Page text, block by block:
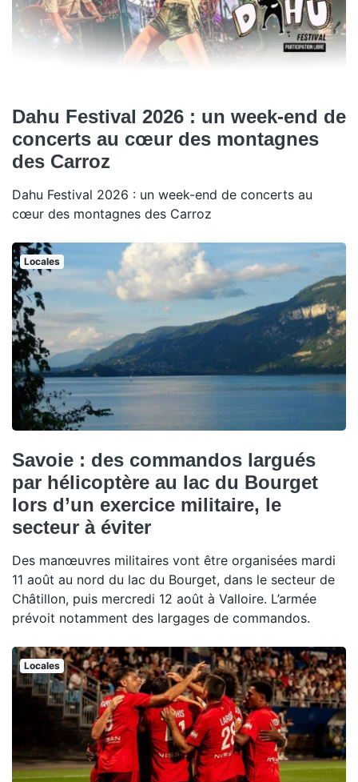
Dahu Festival 2026 : un week-end de
concerts au cœur des montagnes
des Carroz
Dahu Festival 2026 : un week-end de concerts au
cœur des montagnes des Carroz
Locales
Savoie : des commandos largués
par hélicoptère au lac du Bourget
lors d’un exercice militaire, le
secteur à éviter
Des manœuvres militaires vont être organisées mardi
11 août au nord du lac du Bourget, dans le secteur de
Châtillon, puis mercredi 12 août à Valloire. L’armée
prévoit notamment des largages de commandos.
Locales